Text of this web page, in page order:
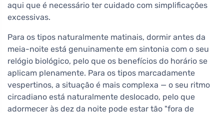
aqui que é necessário ter cuidado com simplificações
excessivas.
Para os tipos naturalmente matinais, dormir antes da
meia-noite está genuinamente em sintonia com o seu
relógio biológico, pelo que os benefícios do horário se
aplicam plenamente. Para os tipos marcadamente
vespertinos, a situação é mais complexa — o seu ritmo
circadiano está naturalmente deslocado, pelo que
adormecer às dez da noite pode estar tão "fora de